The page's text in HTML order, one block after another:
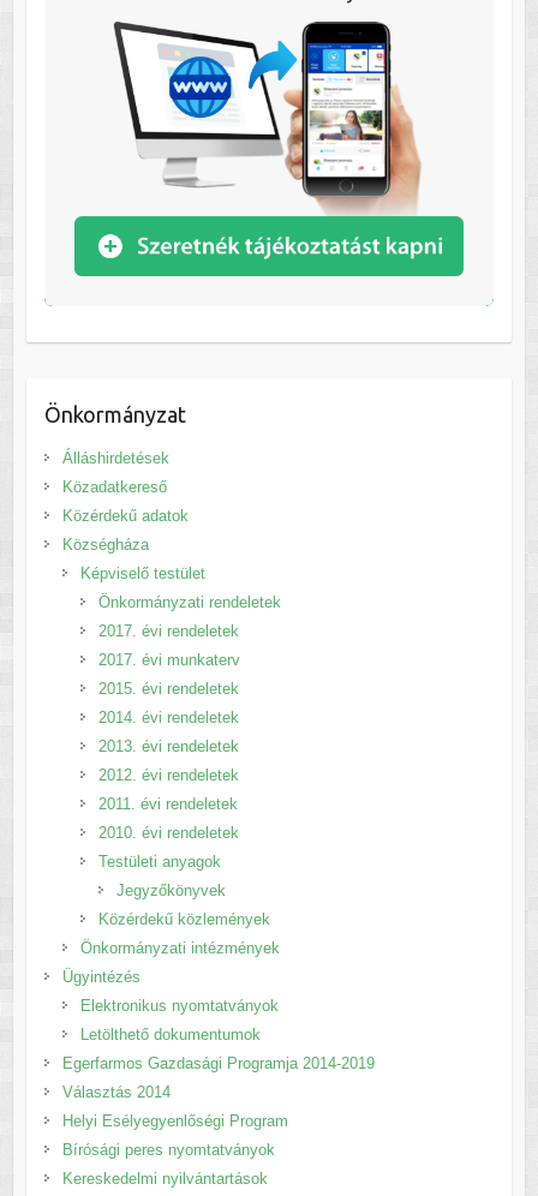
Önkormányzat
Álláshirdetések
Közadatkereső
Közérdekű adatok
Községháza
Képviselő testület
Önkormányzati rendeletek
2017. évi rendeletek
2017. évi munkaterv
2015. évi rendeletek
2014. évi rendeletek
2013. évi rendeletek
2012. évi rendeletek
2011. évi rendeletek
2010. évi rendeletek
Testületi anyagok
Jegyzőkönyvek
Közérdekű közlemények
Önkormányzati intézmények
Ügyintézés
Elektronikus nyomtatványok
Letölthető dokumentumok
Egerfarmos Gazdasági Programja 2014-2019
Választás 2014
Helyi Esélyegyenlőségi Program
Bírósági peres nyomtatványok
Kereskedelmi nyilvántartások